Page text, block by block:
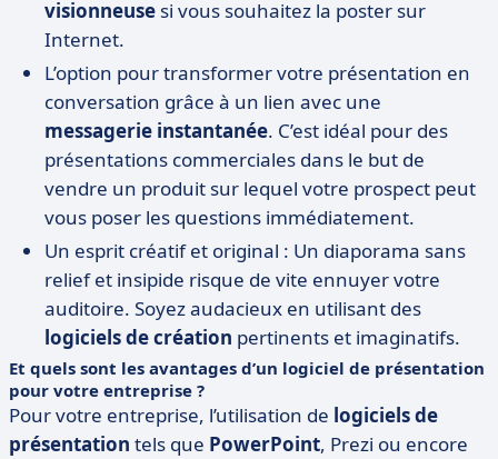
visionneuse si vous souhaitez la poster sur
Internet.
L’option pour transformer votre présentation en
conversation grâce à un lien avec une
messagerie instantanée. C’est idéal pour des
présentations commerciales dans le but de
vendre un produit sur lequel votre prospect peut
vous poser les questions immédiatement.
Un esprit créatif et original : Un diaporama sans
relief et insipide risque de vite ennuyer votre
auditoire. Soyez audacieux en utilisant des
logiciels de création pertinents et imaginatifs.
Et quels sont les avantages d’un logiciel de présentation
pour votre entreprise ?
Pour votre entreprise, l’utilisation de logiciels de
présentation tels que PowerPoint, Prezi ou encore